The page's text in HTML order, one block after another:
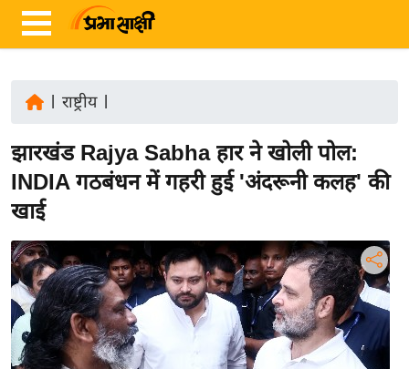
ज़ा
ख
र
रा
ष्ट्री
य
अं
त
राष्ट्रीय|
झारखंड Rajya Sabha हार ने खोली पोल:
INDIA गठबंधन में गहरी हुई 'अंदरूनी कलह' की
खाई